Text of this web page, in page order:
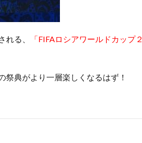
る、
「FIFAロシアワールドカップ２
典がより一層楽しくなるはず！